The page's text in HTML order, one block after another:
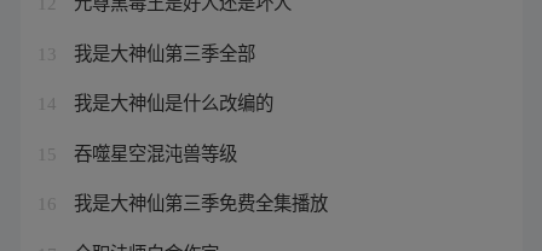
13 我是大神仙第三季全部
14 我是大神仙是什么改编的
15 吞噬星空混沌兽等级
16 我是大神仙第三季免费全集播放